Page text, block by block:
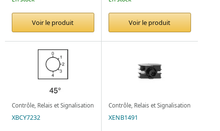
Voir le produit Voir le produit
Contrôle, Relais et Signalisation
XBCY7232
Contrôle, Relais et Signalisation
XENB1491